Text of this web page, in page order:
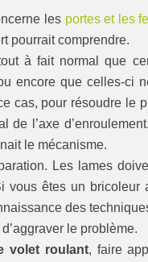
les portes et les
pourrait comprendre.
à fait normal que
encore que celles-ci
cas, pour résoudre le
de l’axe
le mécanisme.
Les lames
êtes un bricoleur
des
le problème.
volet roulant, faire